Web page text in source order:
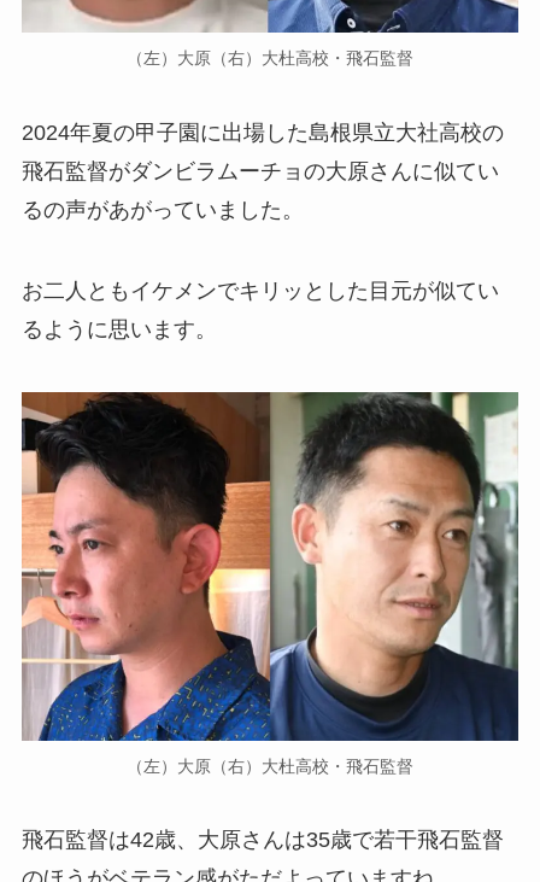
（左）大原（右）大杜高校・飛石監督
2024年夏の甲子園に出場した島根県立大社高校の
飛石監督がダンビラムーチョの大原さんに似てい
るの声があがっていました。
お二人ともイケメンでキリッとした目元が似てい
るように思います。
（左）大原（右）大杜高校・飛石監督
飛石監督は42歳、大原さんは35歳で若干飛石監督